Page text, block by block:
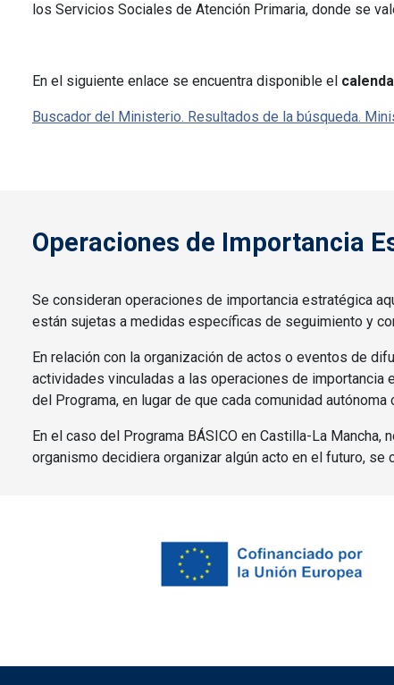
los Servicios Sociales de Atención Primaria, donde se
En el siguiente enlace se encuentra disponible el
Buscador del Ministerio. Resultados de la búsqueda.
Operaciones de Importancia
Se consideran operaciones de importancia estratégica
están sujetas a medidas específicas de seguimiento y
En relación con la organización de actos o eventos de
actividades vinculadas a las operaciones de importancia
del Programa, en lugar de que cada comunidad
En el caso del Programa BÁSICO en Castilla-La
organismo decidiera organizar algún acto en el futuro,